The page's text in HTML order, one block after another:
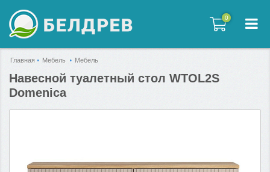
0
0
Главная Мебель Мебель
Навесной туалетный стол WTOL2S
Domenica